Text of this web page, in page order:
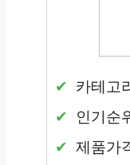
카테고
인기순
제품가